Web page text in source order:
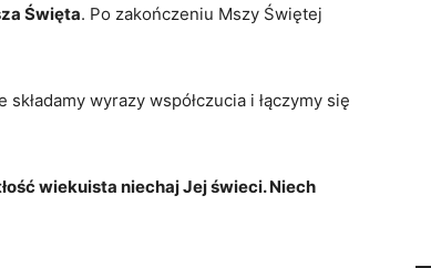
Święta. Po zakończeniu Mszy Świętej
wyrazy współczucia i łączymy się
wiekuista niechaj Jej świeci. Niech